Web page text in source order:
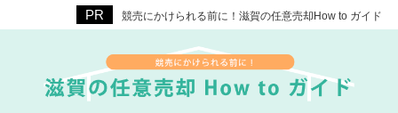
競売にかけられる前に！滋賀の任意売却How to ガイド